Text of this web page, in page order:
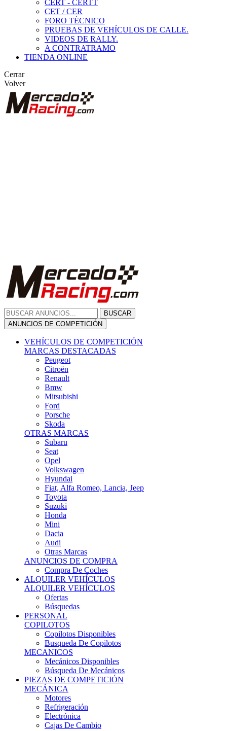
CERT - CERTT
CET / CER
FORO TÉCNICO
PRUEBAS DE VEHÍCULOS DE CALLE.
VIDEOS DE RALLY.
A CONTRATRAMO
TIENDA ONLINE
Cerrar
Volver
Porsche
Skoda
OTRAS MARCAS
Seat
Opel
Volkswagen
Hyundai
Fiat, Alfa Romeo, Lancia, Jeep
Toyota
Suzuki
Honda
Mini
Dacia
Audi
Otras Marcas
ANUNCIOS DE COMPRA
Compra De Coches
ALQUILER VEHÍCULOS
ALQUILER VEHÍCULOS
Ofertas
Búsquedas
PERSONAL
COPILOTOS
Copilotos Disponibles
Busqueda De Copilotos
MECANICOS
Mecánicos Disponibles
Búsqueda De Mecánicos
PIEZAS DE COMPETICIÓN
MECÁNICA
Motores
Refrigeración
Electrónica
Cajas De Cambio
Sistemas De Escape
Carrocería
Depositos
Suspensiones
Frenos
Iluminación
Llantas
NEUMÁTICOS DE ASFALTO
Asfalto 13 O Menos
Asfalto 14p
Asfalto 15p
Asfalto 16p
Asfalto 17p
Asfalto >= 18p
NEUMÁTICOS DE TIERRA